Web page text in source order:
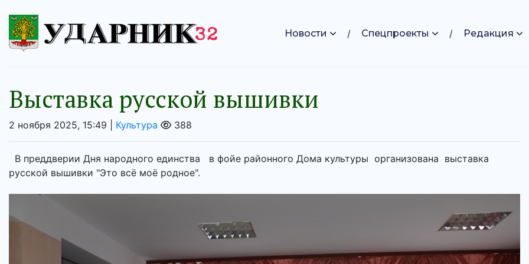
Новости Спецпроекты Редакция
Выставка русской вышивки
2 ноября 2025, 15:49 | Культура 388
В преддверии Дня народного единства в фойе районного Дома культуры организована выставка
русской вышивки "Это всё моё родное".